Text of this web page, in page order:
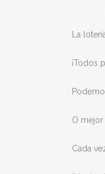
La
¡Todos
O mejor
Cada